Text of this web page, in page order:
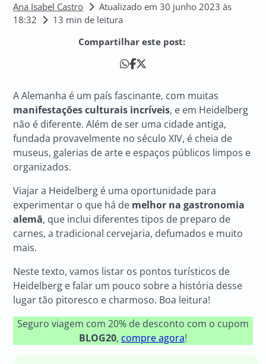
Ana Isabel Castro
Atualizado em 30 junho 2023 às
18:32
13 min de leitura
Compartilhar este post:
A Alemanha é um país fascinante, com muitas
manifestações culturais incríveis, e em Heidelberg
não é diferente. Além de ser uma cidade antiga,
fundada provavelmente no século XIV, é cheia de
museus, galerias de arte e espaços públicos limpos e
organizados.
Viajar a Heidelberg é uma oportunidade para
experimentar o que há de melhor na gastronomia
alemã, que inclui diferentes tipos de preparo de
carnes, a tradicional cervejaria, defumados e muito
mais.
Neste texto, vamos listar os pontos turísticos de
Heidelberg e falar um pouco sobre a história desse
lugar tão pitoresco e charmoso. Boa leitura!
Seguro viagem com 20% de desconto com o cupom
BLOG20, compre agora!